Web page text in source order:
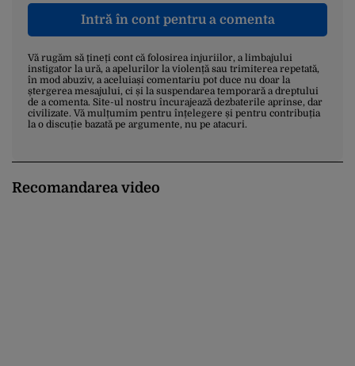
Intră în cont pentru a comenta
Vă rugăm să țineți cont că folosirea injuriilor, a limbajului
instigator la ură, a apelurilor la violență sau trimiterea repetată,
în mod abuziv, a aceluiași comentariu pot duce nu doar la
ștergerea mesajului, ci și la suspendarea temporară a dreptului
de a comenta. Site-ul nostru încurajează dezbaterile aprinse, dar
civilizate. Vă mulțumim pentru înțelegere și pentru contribuția
la o discuție bazată pe argumente, nu pe atacuri.
Recomandarea video